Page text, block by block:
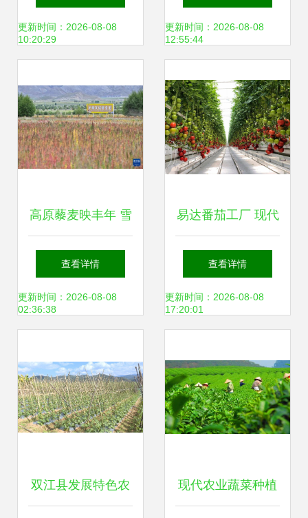
密武器
更新时间：2026-08-08
10:20:29
有哪些？
更新时间：2026-08-08
12:55:44
高原藜麦映丰年 雪
域高原上的“同心
米”与农户增收新路
查看详情
更新时间：2026-08-08
02:36:38
易达番茄工厂 现代
农业种植技术的新
篇章
查看详情
更新时间：2026-08-08
17:20:01
双江县发展特色农 现代农业蔬菜种植